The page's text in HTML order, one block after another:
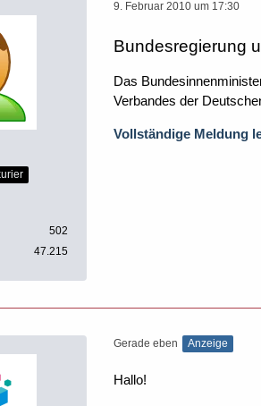
502
47.215
9. Februar 2010 um 17:30
Bundesregierung
Das
Verbandes der
Vollständige Meldung
Gerade eben Anzeige
Hallo!